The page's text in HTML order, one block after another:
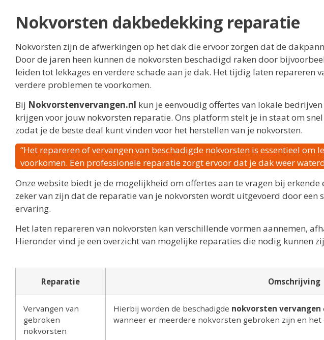
Nokvorsten dakbedekking reparatie
Nokvorsten zijn de afwerkingen op het dak die ervoor zorgen dat de
Door de jaren heen kunnen de nokvorsten beschadigd raken door
leiden tot lekkages en verdere schade aan je dak. Het tijdig laten repareren
verdere problemen te voorkomen.
Bij Nokvorstenvervangen.nl kun je eenvoudig offertes van lokale
krijgen voor jouw nokvorsten reparatie. Ons platform stelt je in staat om
zodat je de beste deal kunt vinden voor het herstellen van je nokvorsten.
“Het repareren of vervangen van beschadigde nokvorsten is essentieel om
voorkomen. Een professionele reparatie zorgt ervoor dat je dak weer
Onze website biedt je de mogelijkheid om offertes aan te vragen bij
zeker van zijn dat de reparatie van je nokvorsten wordt uitgevoerd door een
ervaring.
Het laten repareren van nokvorsten kan verschillende vormen aannemen,
Hieronder vind je een overzicht van mogelijke reparaties die nodig kunnen
Reparatie Omschrijving
Vervangen van
gebroken
nokvorsten
Hierbij worden de beschadigde nokvorsten vervangen
wanneer er meerdere nokvorsten gebroken zijn en het